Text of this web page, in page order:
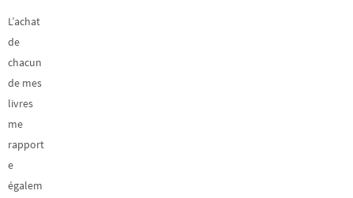
L’achat
de
chacun
de mes
livres
me
rapport
e
égalem